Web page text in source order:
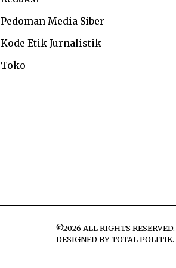
Pedoman Media Siber
Kode Etik Jurnalistik
Toko
©2026 ALL RIGHTS RESERVED.
DESIGNED BYTOTAL POLITIK.